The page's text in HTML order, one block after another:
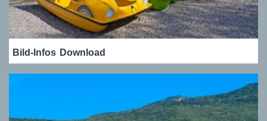
Bild-Infos Download